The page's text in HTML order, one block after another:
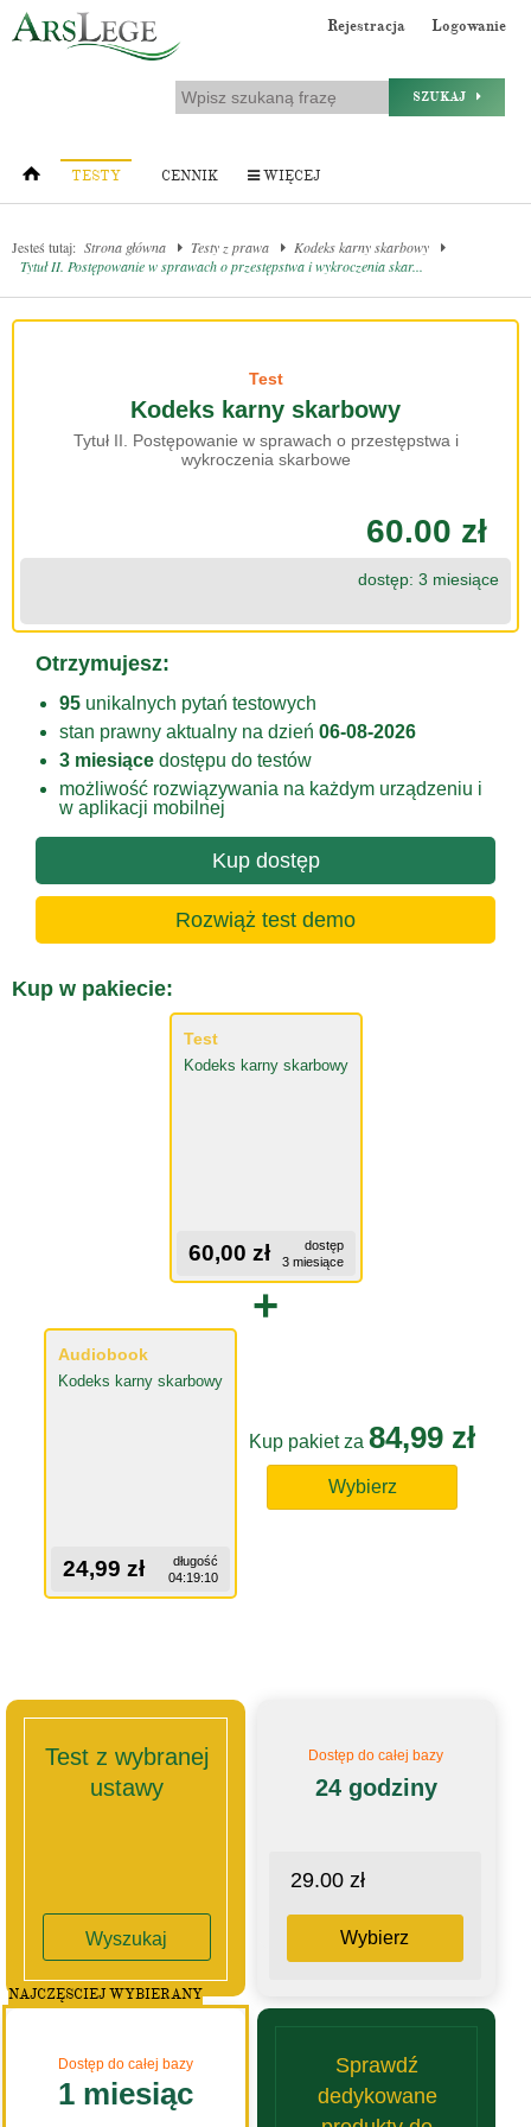
Rejestracja Logowanie
SZUKAJ
TESTY CENNIK WIĘCEJ
Jesteś tutaj: Strona główna Testy z prawa
Kodeks karny skarbowy
Tytuł II. Postępowanie w sprawach o przestępstwa i wykroczenia skar...
Test
Kodeks karny skarbowy
Tytuł II. Postępowanie w sprawach o przestępstwa i
wykroczenia skarbowe
60.00 zł
dostęp: 3 miesiące
Otrzymujesz:
95 unikalnych pytań testowych
stan prawny aktualny na dzień 06-08-2026
3 miesiące dostępu do testów
możliwość rozwiązywania na każdym urządzeniu i
w aplikacji mobilnej
Kup dostęp
Rozwiąż test demo
Kup w pakiecie:
Test
Kodeks karny skarbowy
60,00 zł
dostęp
3 miesiące
+
Audiobook
Kodeks karny skarbowy
24,99 zł
długość
04:19:10
Kup pakiet za 84,99 zł
Wybierz
Test z wybranej
ustawy
Wyszukaj
Dostęp do całej bazy
24 godziny
29.00 zł
Wybierz
Dostęp do całej bazy
1 miesiąc
NAJCZĘSCIEJ WYBIERANY
Sprawdź
dedykowane